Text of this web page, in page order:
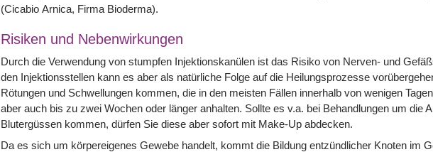
(Cicabio Arnica, Firma Bioderma).
Risiken und Nebenwirkungen
Durch die Verwendung von stumpfen Injektionskanülen ist das Risiko von Nerven- und
den Injektionsstellen kann es aber als natürliche Folge auf die Heilungsprozesse
Rötungen und Schwellungen kommen, die in den meisten Fällen innerhalb von wenigen
aber auch bis zu zwei Wochen oder länger anhalten. Sollte es v.a. bei Behandlungen um die
Blutergüssen kommen, dürfen Sie diese aber sofort mit Make-Up abdecken.
Da es sich um körpereigenes Gewebe handelt, kommt die Bildung entzündlicher Knoten im